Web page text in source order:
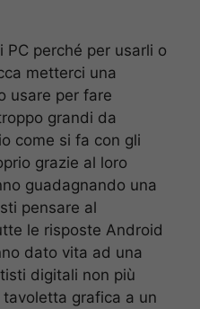
perché per usarli o
metterci una
usare per fare
grandi da
come si fa con gli
grazie al loro
guadagnando una
pensare al
le risposte Android
dato vita ad una
digitali non più
grafica a un